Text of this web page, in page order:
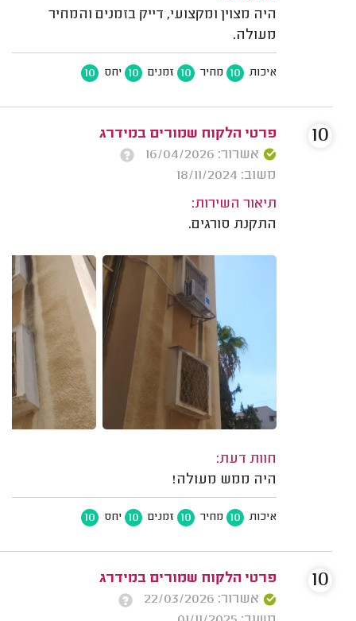
היה מצוין ומקצועי, דייק בזמנים והמחיר
מעולה.
איכות 10 מחיר 10 זמנים 10 יחס 10
פרטי הלקוח שמורים במידרג
אשרור: 16/04/2026
משוב: 18/11/2024
תיאור השירות:
התקנת סורגים.
חוות דעת:
היה ממש מעולה!
איכות 10 מחיר 10 זמנים 10 יחס 10
10
פרטי הלקוח שמורים במידרג
אשרור: 22/03/2026
10